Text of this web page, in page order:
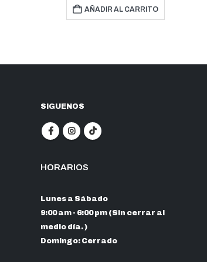
AÑADIR AL CARRITO
SIGUENOS
HORARIOS
Lunes a Sábado
9:00 am - 6:00 pm (Sin cerrar al
medio día. )
Domingo: Cerrado